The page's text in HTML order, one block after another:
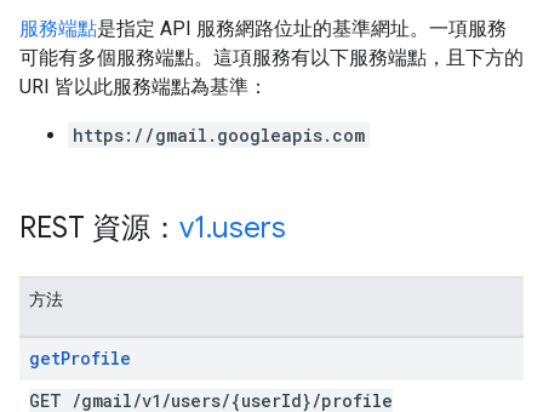
服務端點是指定 API 服務網路位址的基準網址。一項服務
可能有多個服務端點。這項服務有以下服務端點，且下方的
URI 皆以此服務端點為基準：
https://gmail.googleapis.com
REST 資源： v1.users
方法
getProfile
GET /gmail/v1 /users/{userId}/profile